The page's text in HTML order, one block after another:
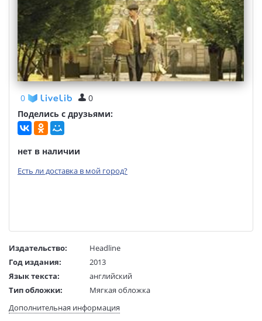
0
0
Поделись с друзьями:
нет в наличии
Есть ли доставка в мой город?
Издательство:
Headline
Год издания:
2013
Язык текста:
английский
Тип обложки:
Мягкая обложка
Формат:
127х196 мм
Дополнительная информация